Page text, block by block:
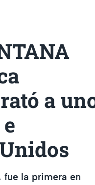
a
la primera en